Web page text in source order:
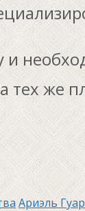
и
тех же
Ариэль